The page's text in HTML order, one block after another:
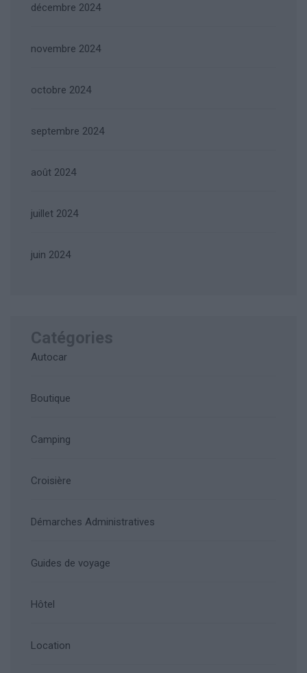
décembre 2024
novembre 2024
octobre 2024
septembre 2024
août 2024
juillet 2024
juin 2024
Catégories
Autocar
Boutique
Camping
Croisière
Démarches Administratives
Guides de voyage
Hôtel
Location